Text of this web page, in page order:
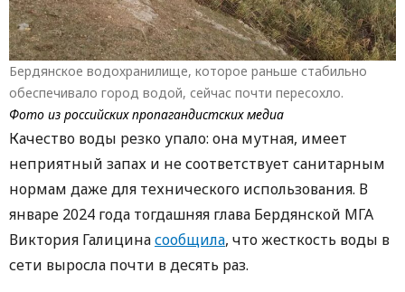
Бердянское водохранилище, которое раньше стабильно
обеспечивало город водой, сейчас почти пересохло.
Фото из российских пропагандистских медиа
Качество воды резко упало: она мутная, имеет
неприятный запах и не соответствует санитарным
нормам даже для технического использования. В
январе 2024 года тогдашняя глава Бердянской МГА
Виктория Галицинасообщила, что жесткость воды в
сети выросла почти в десять раз.